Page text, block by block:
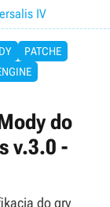
IV
PATCHE
do
v.3.0 -
do gry